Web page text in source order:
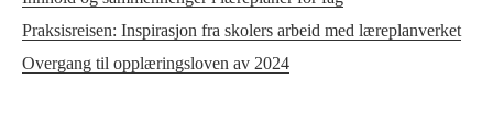
Praksisreisen: Inspirasjon fra skolers arbeid med læreplanverket
Overgang til opplæringsloven av 2024